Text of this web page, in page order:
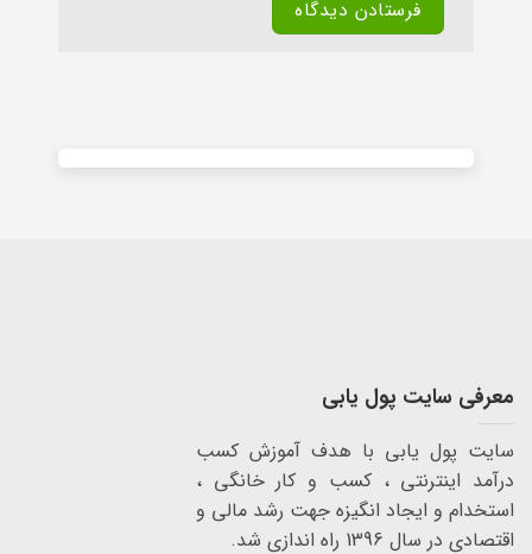
معرفی سایت پول یابی
سایت پول یابی با هدف آموزش کسب
درآمد اینترنتی ، کسب و کار خانگی ،
استخدام و ایجاد انگیزه جهت رشد مالی و
اقتصادی در سال 1396 راه اندازی شد.